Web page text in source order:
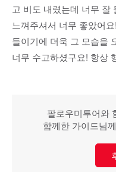
고 비도 내렸는데 너무 잘
느껴주셔서 너무 좋았어
들이기에 더욱 그 모습을
너무 수고하셨구요! 항상
팔로우미투어와
함께한 가이드님